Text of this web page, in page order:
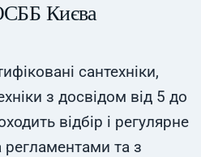
Києва
сантехніки,
з досвідом від 5 до
відбір і регулярне
та з